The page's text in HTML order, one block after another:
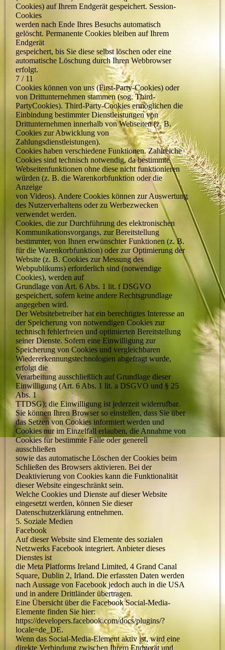
Cookies) auf Ihrem Endgerät gespeichert. Session-
Cookies
werden nach Ende Ihres Besuchs automatisch
gelöscht. Permanente Cookies bleiben auf Ihrem
Endgerät
gespeichert, bis Sie diese selbst löschen oder eine
automatische Löschung durch Ihren Webbrowser
erfolgt.
7 / 11
Cookies können von uns (First-Party-Cookies) oder
von Drittunternehmen stammen (sog. Third-
PartyCookies). Third-Party-Cookies ermöglichen die
Einbindung bestimmter Dienstleistungen von
Drittunternehmen innerhalb von Webseiten (z. B.
Cookies zur Abwicklung von
Zahlungsdienstleistungen).
Cookies haben verschiedene Funktionen. Zahlreiche
Cookies sind technisch notwendig, da bestimmte
Webseitenfunktionen ohne diese nicht funktionieren
würden (z. B. die Warenkorbfunktion oder die
Anzeige
von Videos). Andere Cookies können zur Auswertung
des Nutzerverhaltens oder zu Werbezwecken
verwendet werden.
Cookies, die zur Durchführung des elektronischen
Kommunikationsvorgangs, zur Bereitstellung
bestimmter, von Ihnen erwünschter Funktionen (z. B.
für die Warenkorbfunktion) oder zur Optimierung der
Website (z. B. Cookies zur Messung des
Webpublikums) erforderlich sind (notwendige
Cookies), werden auf
Grundlage von Art. 6 Abs. 1 lit. f DSGVO
gespeichert, sofern keine andere Rechtsgrundlage
angegeben wird.
Der Websitebetreiber hat ein berechtigtes Interesse an
der Speicherung von notwendigen Cookies zur
technisch fehlerfreien und optimierten Bereitstellung
seiner Dienste. Sofern eine Einwilligung zur
Speicherung von Cookies und vergleichbaren
Wiedererkennungstechnologien abgefragt wurde,
erfolgt die
Verarbeitung ausschließlich auf Grundlage dieser
Einwilligung (Art. 6 Abs. 1 lit. a DSGVO und § 25
Abs. 1
TTDSG); die Einwilligung ist jederzeit widerrufbar.
Sie können Ihren Browser so einstellen, dass Sie über
das Setzen von Cookies informiert werden und
Cookies nur im Einzelfall erlauben, die Annahme von
Cookies für bestimmte Fälle oder generell
ausschließen
sowie das automatische Löschen der Cookies beim
Schließen des Browsers aktivieren. Bei der
Deaktivierung von Cookies kann die Funktionalität
dieser Website eingeschränkt sein.
Welche Cookies und Dienste auf dieser Website
eingesetzt werden, können Sie dieser
Datenschutzerklärung entnehmen.
5. Soziale Medien
Facebook
Auf dieser Website sind Elemente des sozialen
Netzwerks Facebook integriert. Anbieter dieses
Dienstes ist
die Meta Platforms Ireland Limited, 4 Grand Canal
Square, Dublin 2, Irland. Die erfassten Daten werden
nach Aussage von Facebook jedoch auch in die USA
und in andere Drittländer übertragen.
Eine Übersicht über die Facebook Social-Media-
Elemente finden Sie hier:
https://developers.facebook.com/docs/plugins/?
locale=de_DE.
Wenn das Social-Media-Element aktiv ist, wird eine
direkte Verbindung zwischen Ihrem Endgerät und